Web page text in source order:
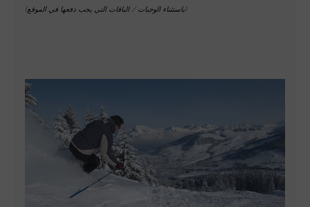
(باستثناء الوجبات / الباقات التي يجب دفعها في الموقع)